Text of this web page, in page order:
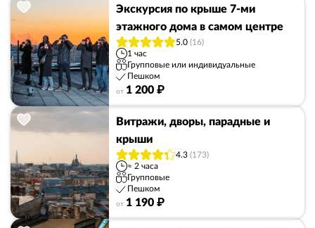
Экскурсия по крыше 7-ми
этажного дома в самом центре
5.0 (16)
1 час
Групповые или индивидуальные
Пешком
от 1 200 ₽
Витражи, дворы, парадные и
крыши
4.3 (173)
≈ 2 часа
Групповые
Пешком
от 1 190 ₽